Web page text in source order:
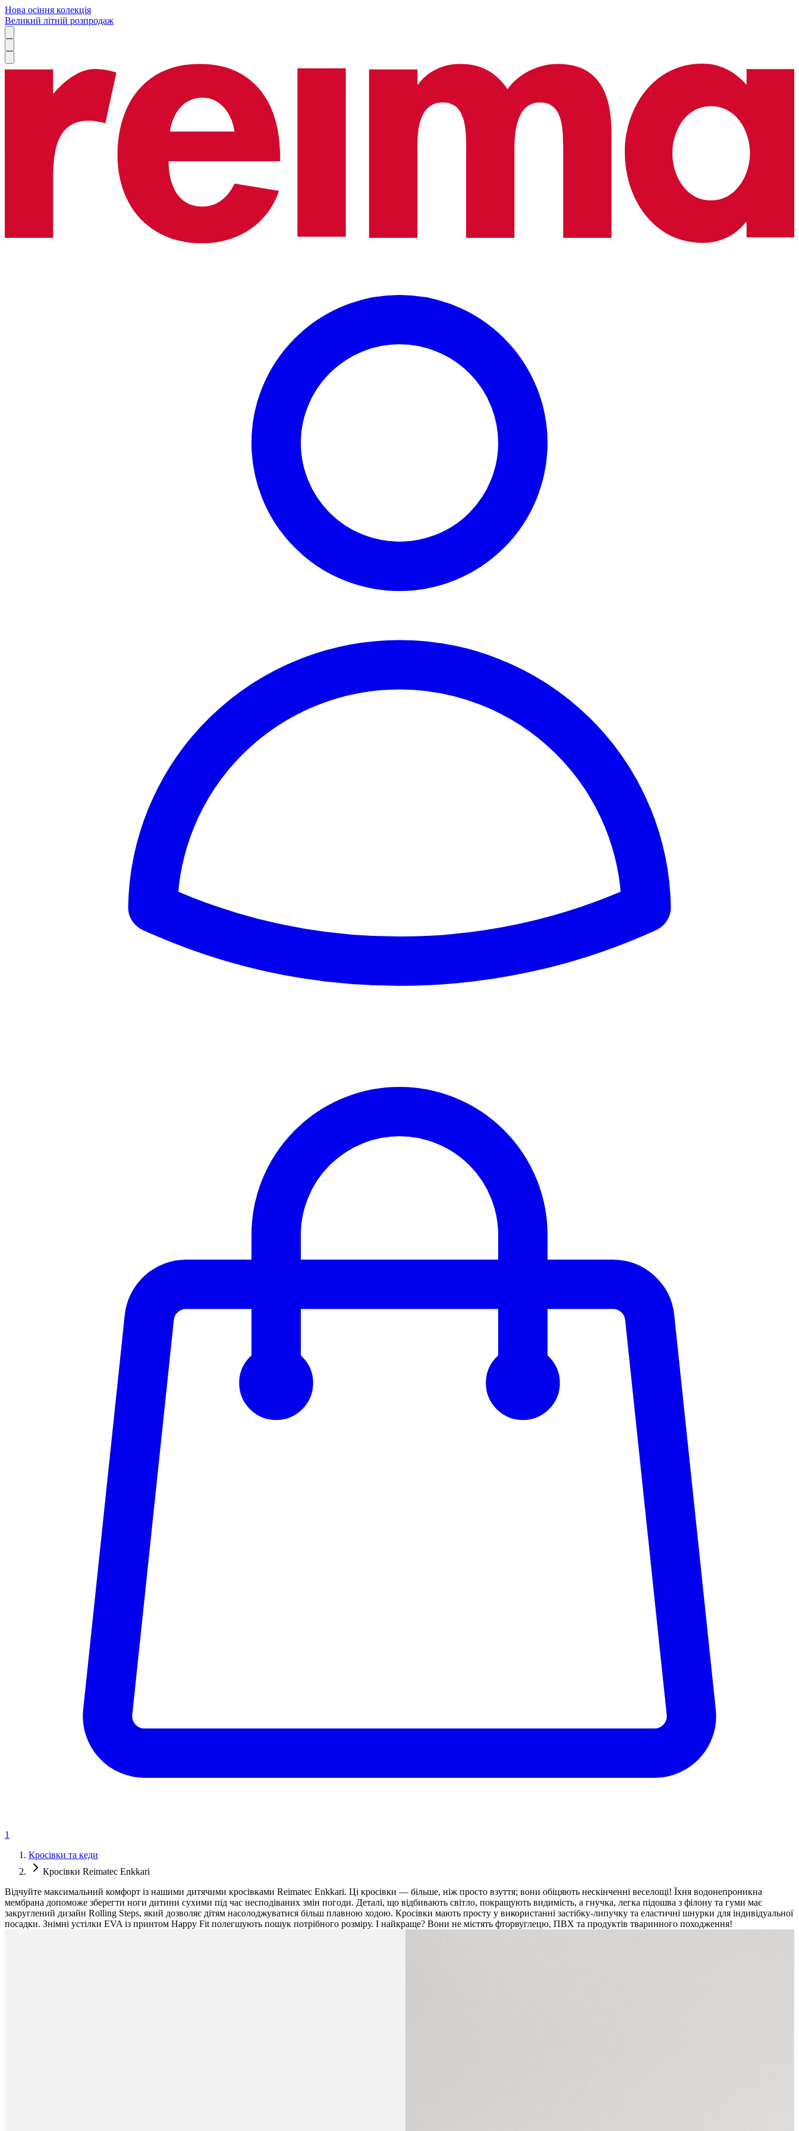
Нова осіння колекція
Великий літній розпродаж
1
Кросівки та кеди
Кросівки Reimatec Enkkari
Відчуйте максимальний комфорт із нашими дитячими кросівками Reimatec Enkkari. Ці кросівки — більше, ніж просто взуття; вони обіцяють нескінченні веселощі! Їхня водонепроникна
мембрана допоможе зберегти ноги дитини сухими під час несподіваних змін погоди. Деталі, що відбивають світло, покращують видимість, а гнучка, легка підошва з філону та гуми має
закруглений дизайн Rolling Steps, який дозволяє дітям насолоджуватися більш плавною ходою. Кросівки мають просту у використанні застібку-липучку та еластичні шнурки для індивідуальної
посадки. Знімні устілки EVA із принтом Happy Fit полегшують пошук потрібного розміру. І найкраще? Вони не містять фторвуглецю, ПВХ та продуктів тваринного походження!